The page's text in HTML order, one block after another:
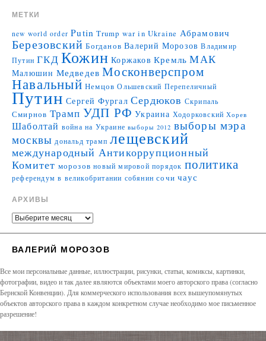
МЕТКИ
new world order Putin Trump war in Ukraine Абрамович
Березовский Богданов Валерий Морозов Владимир
Путин ГКД Кожин Коржаков Кремль МАК
Малюшин Медведев Москонверспром
Навальный Немцов Ольшевский Перепеличный
Путин Сергей Фургал Сердюков Скрипаль
Смирнов Трамп УДП РФ Украина Ходорковский Хорев
Шаболтай война на Украине выборы 2012 выборы мэра
москвы дональд трамп лещевский
международный Антикоррупционный
Комитет морозов новый мировой порядок политика
референдум в великобритании собянин сочи чаус
АРХИВЫ
ВАЛЕРИЙ МОРОЗОВ
Все мои персональные данные, иллюстрации, рисунки, статьи, комиксы, картинки,
фотографии, видео и так далее являются объектами моего авторского права (согласно
Бернской Конвенции). Для коммерческого использования всех вышеупомянутых
объектов авторского права в каждом конкретном случае необходимо мое письменное
разрешение!